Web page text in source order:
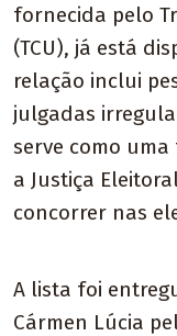
fornecida pelo
(TCU), já está
relação inclui
julgadas
serve como
a Justiça
concorrer nas
A lista foi
Cármen Lúcia